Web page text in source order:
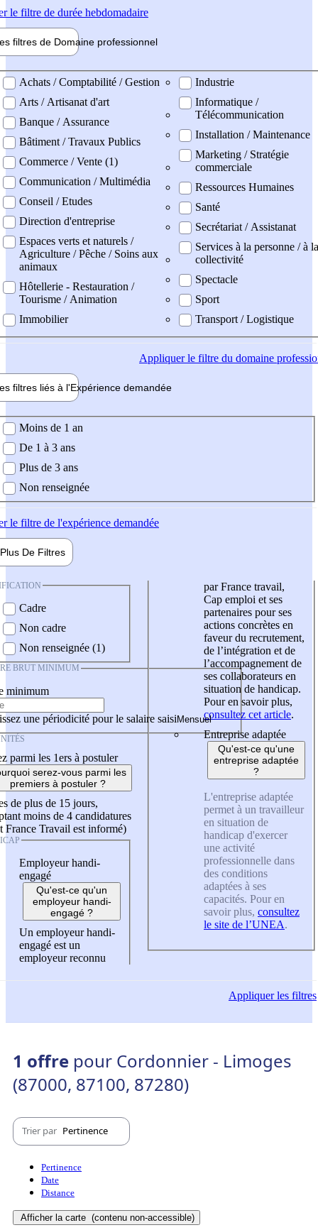
le filtre de durée hebdomadaire
filtres de Domaine professionnel
professionel
Achats / Comptabilité / Gestion
Arts / Artisanat d'art
Banque / Assurance
Bâtiment / Travaux Publics
Commerce / Vente (1)
Communication / Multimédia
Conseil / Etudes
Direction d'entreprise
Espaces verts et naturels /
Agriculture / Pêche / Soins aux
animaux
Hôtellerie - Restauration /
Tourisme / Animation
Immobilier
Industrie
Informatique /
Télécommunication
Installation / Maintenance
Marketing / Stratégie
commerciale
Ressources Humaines
Santé
Secrétariat / Assistanat
Services à la personne / à la
collectivité
Spectacle
Sport
Transport / Logistique
Appliquerle filtre du domaine
filtres liés à l'Expérience demandée
demandée
Moins de 1 an
De 1 à 3 ans
Plus de 3 ans
Non renseignée
le filtre de l'expérience demandée
Plus De Filtres
Cadre
Non cadre
Non renseignée (1)
BRUT MINIMUM
minimum
une périodicité pour le salaire saisi
parmi les 1ers à postuler
serez-vous parmi les
premiers à postuler ?
de plus de 15 jours,
moins de 4 candidatures
France Travail est informé)
Employeur handi-
engagé
Qu'est-ce qu'un
employeur handi-
engagé ?
Un employeur handi-
engagé est un
employeur reconnu
par France travail,
Cap emploi et ses
partenaires pour ses
actions concrètes en
faveur du recrutement,
de l’intégration et de
l’accompagnement de
ses collaborateurs en
situation de handicap.
Pour en savoir plus,
consultez cet article.
Entreprise adaptée
Qu'est-ce qu'une
entreprise adaptée
?
L'entreprise adaptée
permet à un travailleur
en situation de
handicap d'exercer
une activité
professionnelle dans
des conditions
adaptées à ses
capacités. Pour en
savoir plus, consultez
le site de l’UNEA.
Appliquerles filtres
1 offre pour Cordonnier - Limoges
(87000, 87100, 87280)
Trier par Pertinence
Pertinence
Date
Distance
Afficher la carte (contenu non-accessible)